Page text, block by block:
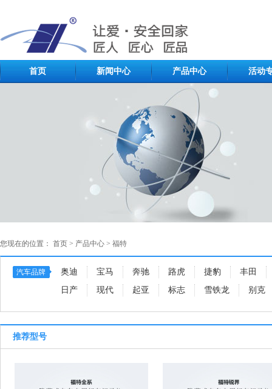
首页 新闻中心 产品中心 活动
您现在的位置： 首页 > 产品中心 > 福特
汽车品牌 奥迪 宝马 奔驰 路虎 捷豹
丰田
日产
现代 起亚 标志 雪铁龙 别克
推荐型号